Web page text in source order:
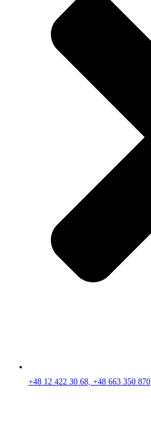
+48 12 422 30 68, +48 663 350 870